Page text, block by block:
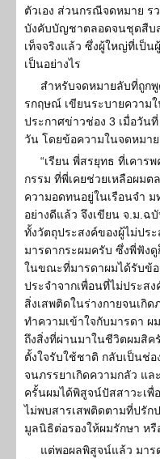
ตัวเอง ส่วนกรณีจดหมาย ร
บังคับบัญชาตลอดจนชุดสืบ
เท็จจริงแล้ว ซึ่งผู้ใหญ่ที่เป็น
เป็นอย่างไร
สำหรับจดหมายลับที่ถูก
รกฤษณ์ เขียนระบายความ
ประกาศข่าวช่อง 3 เมื่อวัน
วัน โดยข้อความในจดหมา
“เรียน พี่สรยุทธ ที่เคา
กรรม ที่พี่เคยช่วยเหลือผม
ความอดทนอยู่ในเรือนจำ
อย่างดีแล้ว จึงเขียน จ.ม.ฉ
ทั้งวัตถุประสงค์ของผู้ไม่ปร
มารดากระผมครับ ซึ่งพี่ฟัง
ในขณะที่มารดาผมได้รับข้
ประจำจากเพื่อนที่ไม่ประส
สิ่งเสพติดในร่างกายจนเกิ
ทำความเข้าใจกับมารดา
ถึงสิ่งที่ผ่านมาในชีวิตผมสิค
ตั้งใจรับใช้ชาติ กลับเป็นช่
จนภรรยาเกิดความกลัว แล
ครั้นผมได้พิสูจน์ปัสสาวะเพื่
ไม่พบสารเสพติดตามที่ปรัก
มูลนิธิต่อรองให้ผมรักษา ห
แต่พอผลพิสูจน์แล้ว มาร